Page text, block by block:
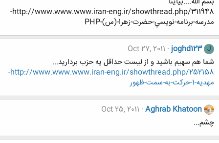
http://www.www.www.iran-eng.ir/showthread.php/311948-
مدرسه-برنامه-نويسي-حضرت-زهرا-(س)-PHP
J
joghd123
Oct 27, 2011
شما هم سهیم باشید و از لیست حداقل یه حزب بردارید...
http://www.www.www.iran-eng.ir/showthread.php/252158-
مهديه-1-حركت-به-سمت-ظهور
Aghrab Khatoon
Oct 25, 2011
چشم...